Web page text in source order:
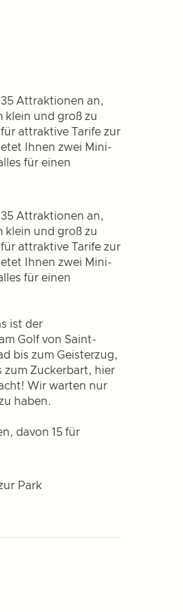
Attraktionen an,
klein und groß zu
attraktive Tarife zur
Ihnen zwei Mini-
für einen
Attraktionen an,
klein und groß zu
attraktive Tarife zur
Ihnen zwei Mini-
für einen
ist der
Golf von Saint-
bis zum Geisterzug,
zum Zuckerbart, hier
Wir warten nur
haben.
davon 15 für
Park